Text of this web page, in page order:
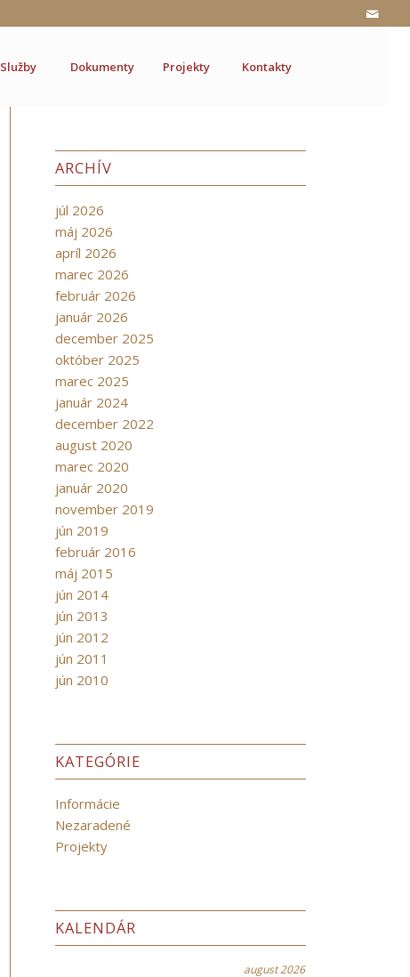
Služby Dokumenty Projekty Kontakty
ARCHÍV
júl 2026
máj 2026
apríl 2026
marec 2026
február 2026
január 2026
december 2025
október 2025
marec 2025
január 2024
december 2022
august 2020
marec 2020
január 2020
november 2019
jún 2019
február 2016
máj 2015
jún 2014
jún 2013
jún 2012
jún 2011
jún 2010
KATEGÓRIE
Informácie
Nezaradené
Projekty
KALENDÁR
august 2026